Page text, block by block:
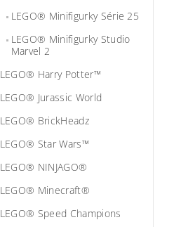
LEGO® Minifigurky Série 25
LEGO® Minifigurky Studio
Marvel 2
LEGO® Harry Potter™
LEGO® Jurassic World
LEGO® BrickHeadz
LEGO® Star Wars™
LEGO® NINJAGO®
LEGO® Minecraft®
LEGO® Speed Champions